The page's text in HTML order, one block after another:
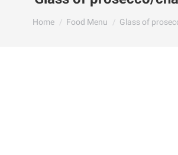
You are here:
Home Food Menu Glass of